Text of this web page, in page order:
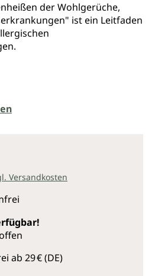
der Wohlgerüche,
ist ein Leitfaden
die mit Akupunktur
noch ergänzende
dargestellt:
Ba Guan Fa
Sha Fa
Therapieansätze
Versandkosten
ab 29 € (DE)